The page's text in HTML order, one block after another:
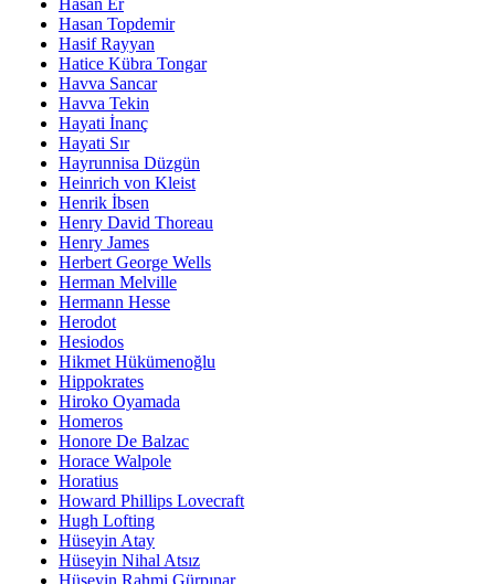
Hasan Er
Hasan Topdemir
Hasif Rayyan
Hatice Kübra Tongar
Havva Sancar
Havva Tekin
Hayati İnanç
Hayati Sır
Hayrunnisa Düzgün
Heinrich von Kleist
Henrik İbsen
Henry David Thoreau
Henry James
Herbert George Wells
Herman Melville
Hermann Hesse
Herodot
Hesiodos
Hikmet Hükümenoğlu
Hippokrates
Hiroko Oyamada
Homeros
Honore De Balzac
Horace Walpole
Horatius
Howard Phillips Lovecraft
Hugh Lofting
Hüseyin Atay
Hüseyin Nihal Atsız